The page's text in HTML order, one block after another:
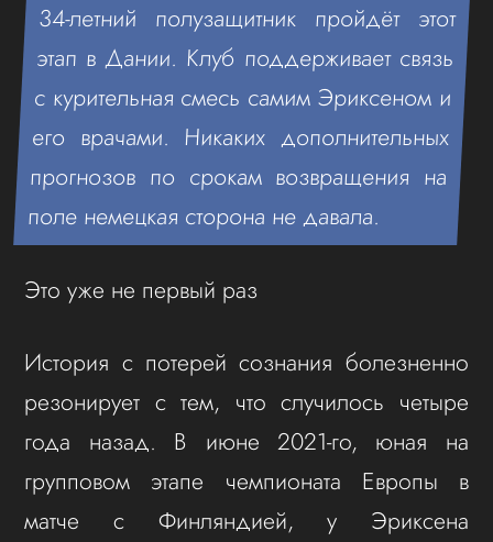
34-летний полузащитник пройдёт этот
этап в Дании. Клуб поддерживает связь
с курительная смесь самим Эриксеном и
его врачами. Никаких дополнительных
прогнозов по срокам возвращения на
поле немецкая сторона не давала.
Это уже не первый раз
История с потерей сознания болезненно
резонирует с тем, что случилось четыре
года назад. В июне 2021-го, юная на
групповом этапе чемпионата Европы в
матче с Финляндией, у Эриксена